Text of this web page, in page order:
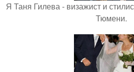
Я Таня Гилева - визажист и
Тюмени.